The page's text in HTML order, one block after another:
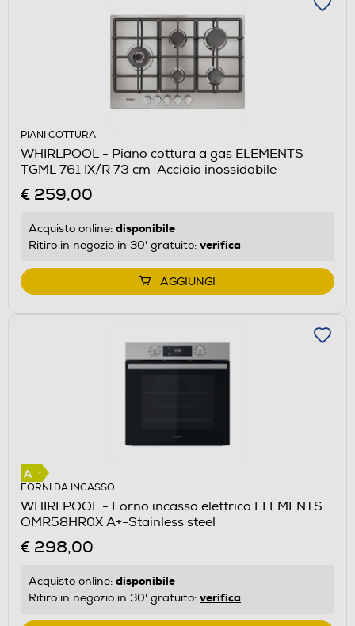
PIANI COTTURA
WHIRLPOOL - Piano cottura a gas ELEMENTS
TGML 761 IX/R 73 cm-Acciaio inossidabile
€ 259,00
Acquisto online: disponibile
Ritiro in negozio in 30' gratuito: verifica
AGGIUNGI
FORNI DA INCASSO
WHIRLPOOL - Forno incasso elettrico ELEMENTS
OMR58HR0X A+-Stainless steel
€ 298,00
Acquisto online: disponibile
Ritiro in negozio in 30' gratuito: verifica